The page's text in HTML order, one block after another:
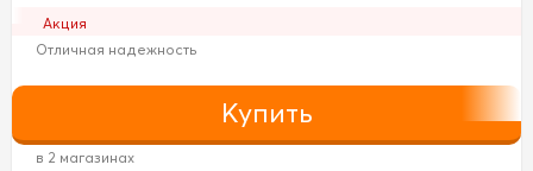
Акция
Отличная надежность
в 2 магазинах